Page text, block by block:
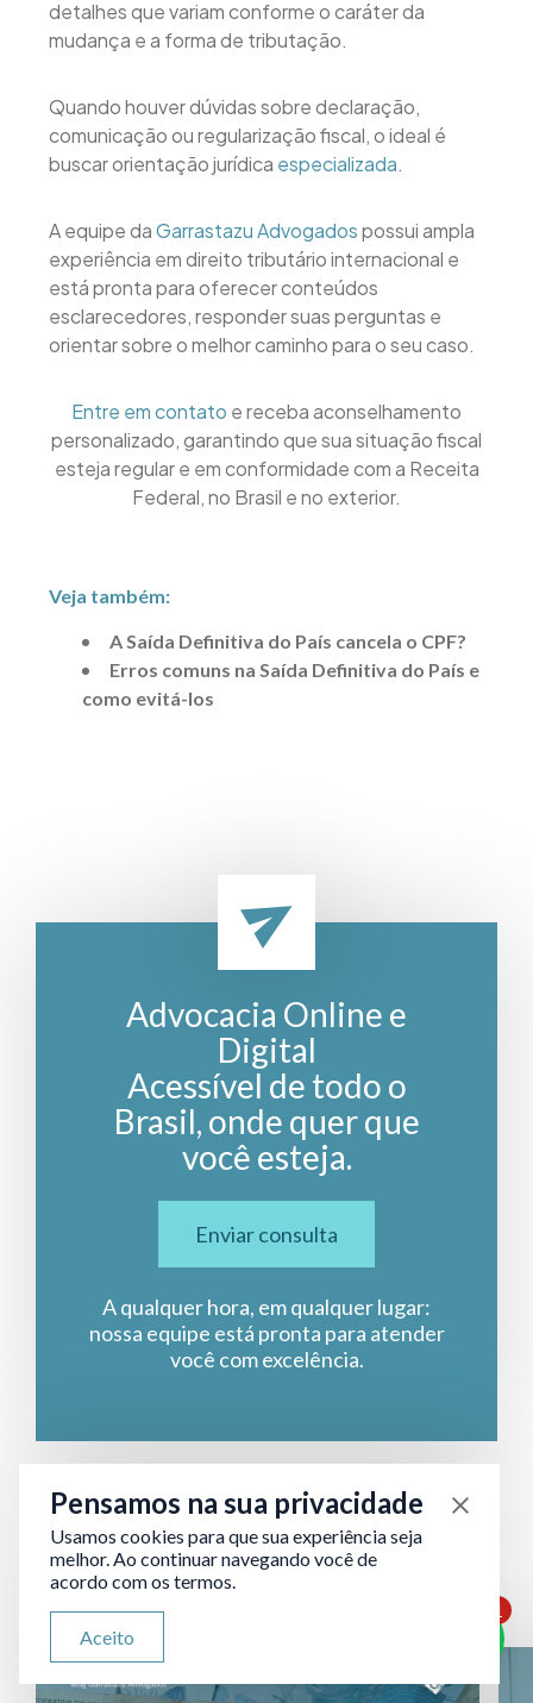
detalhes que variam conforme o caráter da
mudança e a forma de tributação.
Quando houver dúvidas sobre declaração,
comunicação ou regularização fiscal, o ideal é
buscar orientação jurídica especializada.
A equipe daGarrastazu Advogadospossui ampla
experiência em direito tributário internacional e
está pronta para oferecer conteúdos
esclarecedores, responder suas perguntas e
orientar sobre o melhor caminho para o seu caso.
Entre em contato e receba aconselhamento
personalizado, garantindo que sua situação fiscal
esteja regular e em conformidade com a Receita
Federal, no Brasil e no exterior.
Veja também:
A Saída Definitiva do País cancela o CPF?
Erros comuns na Saída Definitiva do País e
como evitá-los
Advocacia Online e
Digital
Acessível de todo o
Brasil, onde quer que
você esteja.
Enviar consulta
A qualquer hora, em qualquer lugar:
nossa equipe está pronta para atender
você com excelência.
Continue lendo:artigos
relacionados
1
Pensamos na sua privacidade
Usamos cookies para que sua experiência seja
melhor. Ao continuar navegando você de
acordo com os termos.
Aceito